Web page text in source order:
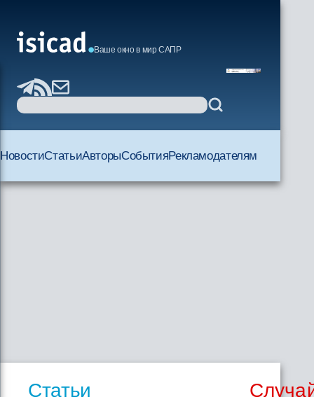
Ваше окно в мир САПР
НовостиСтатьиАвторыСобытияРекламодателям
Статьи